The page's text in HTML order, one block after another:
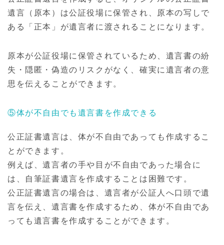
遺言（原本）は公証役場に保管され、原本の写しで
ある「正本」が遺言者に渡されることになります。
原本が公証役場に保管されているため、遺言書の紛
失・隠匿・偽造のリスクがなく、確実に遺言者の意
思を伝えることができます。
⑤体が不自由でも遺言書を作成できる
公正証書遺言は、体が不自由であっても作成するこ
とができます。
例えば、遺言者の手や目が不自由であった場合に
は、自筆証書遺言を作成することは困難です。
公正証書遺言の場合は、遺言者が公証人へ口頭で遺
言を伝え、遺言書を作成するため、体が不自由であ
っても遺言書を作成することができます。